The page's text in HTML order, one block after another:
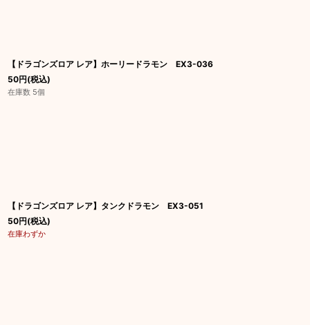
【ドラゴンズロア レア】ホーリードラモン EX3-036
50円(税込)
在庫数 5個
【ドラゴンズロア レア】タンクドラモン EX3-051
50円(税込)
在庫わずか